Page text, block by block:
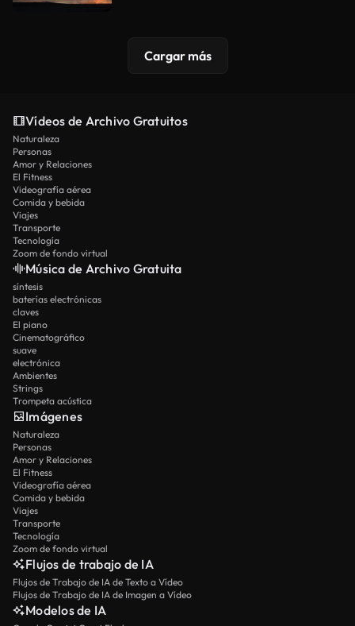
Cargar más
Vídeos de Archivo Gratuitos
Naturaleza
Personas
Amor y Relaciones
El Fitness
Videografía aérea
Comida y bebida
Viajes
Transporte
Tecnología
Zoom de fondo virtual
Música de Archivo Gratuita
síntesis
baterías electrónicas
claves
El piano
Cinematográfico
suave
electrónica
Ambientes
Strings
Trompeta acústica
Imágenes
Naturaleza
Personas
Amor y Relaciones
El Fitness
Videografía aérea
Comida y bebida
Viajes
Transporte
Tecnología
Zoom de fondo virtual
Flujos de trabajo de IA
Flujos de Trabajo de IA de Texto a Vídeo
Flujos de Trabajo de IA de Imagen a Vídeo
Modelos de IA